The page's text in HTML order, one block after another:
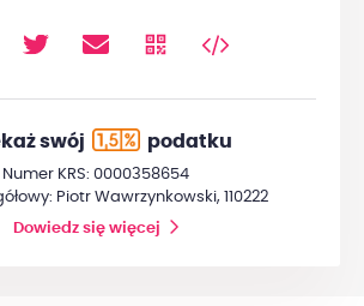
swój podatku
Numer KRS: 0000358654
Piotr Wawrzynkowski, 110222
Dowiedz się więcej